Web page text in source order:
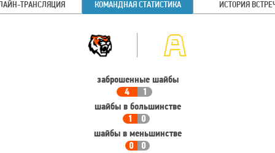
ТРАНСЛЯЦИЯ КОМАНДНАЯ СТАТИСТИКА ИСТОРИЯ
Команда
заброшенные шайбы
4
1
шайбы в большинстве
1
0
шайбы в меньшинстве
0
0